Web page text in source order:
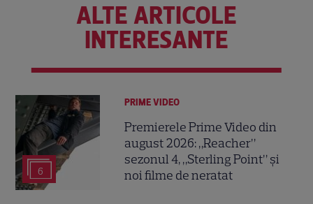
ALTE ARTICOLE
INTERESANTE
6
PRIME VIDEO
Premierele Prime Video din
august 2026: „Reacher”
sezonul 4, „Sterling Point” și
noi filme de neratat